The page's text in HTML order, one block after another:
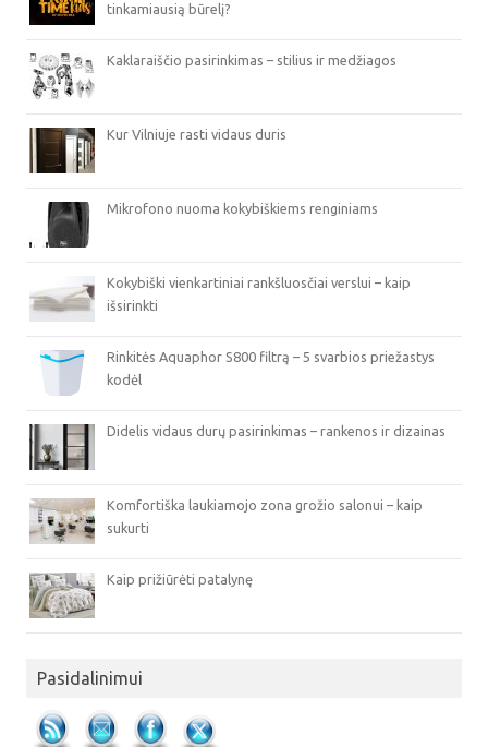
tinkamiausią būrelį?
Kaklaraiščio pasirinkimas – stilius ir medžiagos
Kur Vilniuje rasti vidaus duris
Mikrofono nuoma kokybiškiems renginiams
Kokybiški vienkartiniai rankšluosčiai verslui – kaip
išsirinkti
Rinkitės Aquaphor S800 filtrą – 5 svarbios priežastys
kodėl
Didelis vidaus durų pasirinkimas – rankenos ir dizainas
Komfortiška laukiamojo zona grožio salonui – kaip
sukurti
Kaip prižiūrėti patalynę
Pasidalinimui